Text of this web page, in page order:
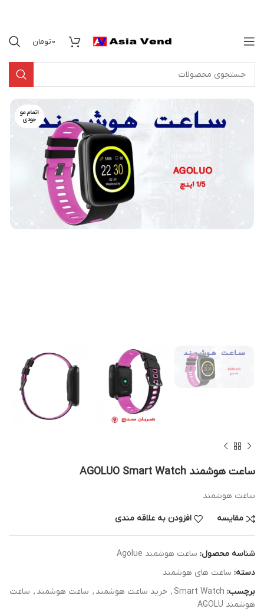
0تومان
اتمام مو
جودی
ساعت هوشمند AGOLUO Smart Watch
ساعت هوشمند
مقایسه افزودن به علاقه مندی
شناسه محصول: ساعت هوشمند Agolue
دسته: ساعت های هوشمند
برچسب: Smart Watch
, خرید ساعت هوشمند , ساعت هوشمند , ساعت
هوشمند AGOLU